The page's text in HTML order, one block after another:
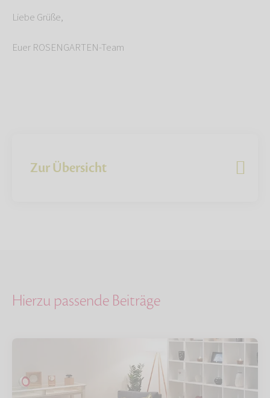
Liebe Grüße,
Euer ROSENGARTEN-Team
Zur Übersicht
Hierzu passende Beiträge